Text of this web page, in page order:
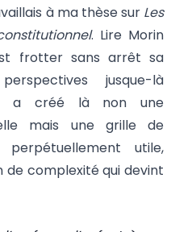
à ma thèse surLes
. Lire Morin
frotter sans arrêt sa
jusque-là
a créé là non une
mais une grille de
utile,
complexité qui devint